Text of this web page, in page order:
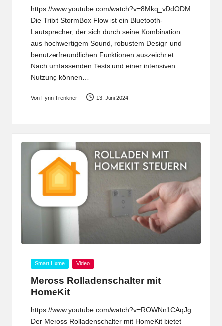
https://www.youtube.com/watch?v=8Mkq_vDdODM
Die Tribit StormBox Flow ist ein Bluetooth-
Lautsprecher, der sich durch seine Kombination
aus hochwertigem Sound, robustem Design und
benutzerfreundlichen Funktionen auszeichnet.
Nach umfassenden Tests und einer intensiven
Nutzung können…
Posted
Von Fynn Trenkner 13. Juni 2024
Posted
Smart Home Video
Meross Rolladenschalter mit
HomeKit
https://www.youtube.com/watch?v=ROWNn1CAqJg
Der Meross Rolladenschalter mit HomeKit bietet